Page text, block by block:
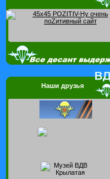
Наши друзья